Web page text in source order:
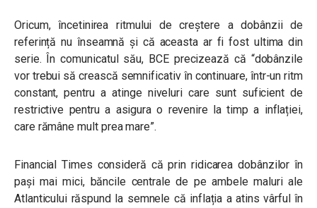
Oricum, încetinirea ritmului de creștere a dobânzii de
referință nu înseamnă și că aceasta ar fi fost ultima din
serie. În comunicatul său, BCE precizează că “dobânzile
vor trebui să crească semnificativ în continuare, într-un ritm
constant, pentru a atinge niveluri care sunt suficient de
restrictive pentru a asigura o revenire la timp a inflației,
care rămâne mult prea mare”.
Financial Times consideră că prin ridicarea dobânzilor în
pași mai mici, băncile centrale de pe ambele maluri ale
Atlanticului răspund la semnele că inflația a atins vârful în